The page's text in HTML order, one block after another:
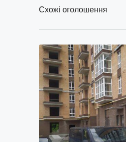
Схожі оголошення